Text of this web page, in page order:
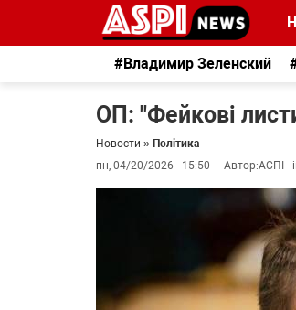
#Владимир Зеленский
ОП: "Фейкові
Новости » Політика
пн, 04/20/2026 - 15:50
Автор:АСПІ -